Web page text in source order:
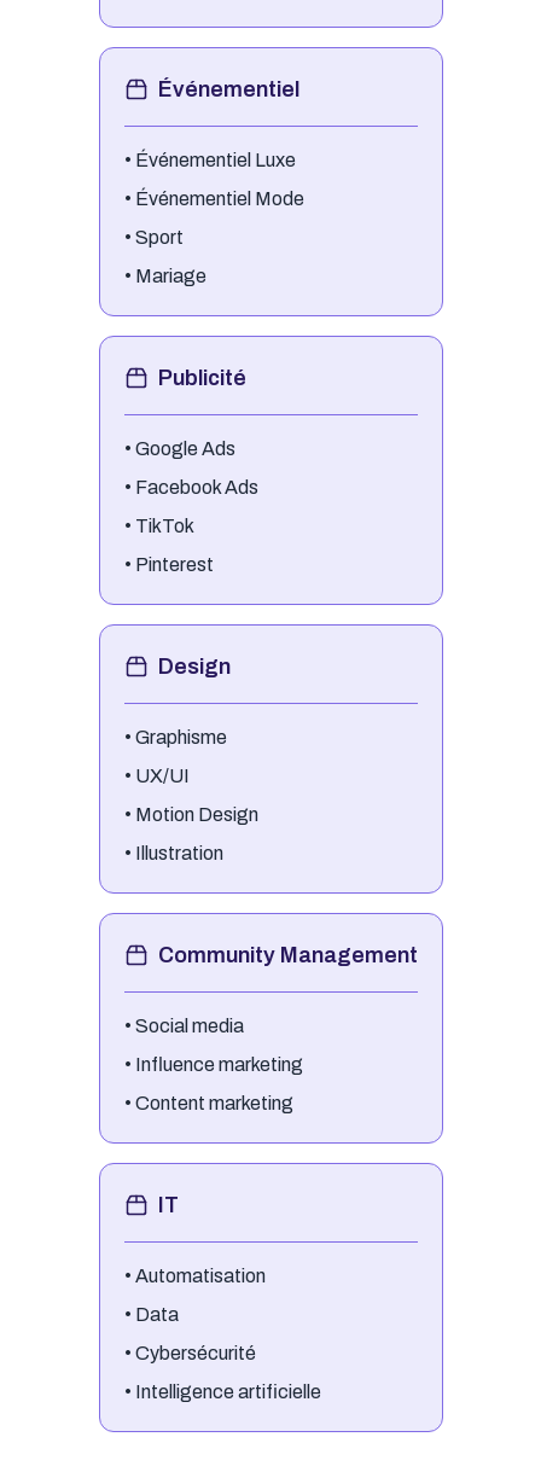
Événementiel
• Événementiel Luxe
• Événementiel Mode
• Sport
• Mariage
Publicité
• Google Ads
• Facebook Ads
• TikTok
• Pinterest
Design
• Graphisme
• UX/UI
• Motion Design
• Illustration
Community Management
• Social media
• Influence marketing
• Content marketing
IT
• Automatisation
• Data
• Cybersécurité
• Intelligence artificielle